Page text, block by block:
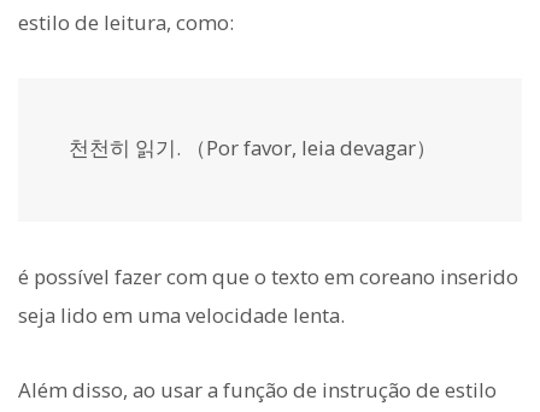
estilo de leitura, como:
천천히 읽기. （Por favor, leia devagar）
é possível fazer com que o texto em coreano inserido
seja lido em uma velocidade lenta.
Além disso, ao usar a função de instrução de estilo